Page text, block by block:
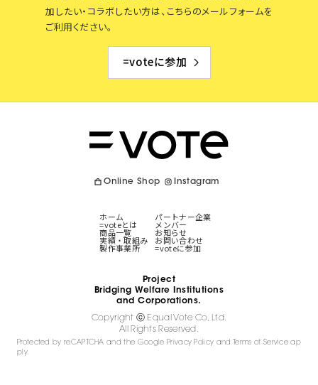
加したい・コラボしたい方は、こちらのメールフォームを
ご利用ください。
=voteに参加
Online Shop Instagram
ホーム
=voteとは
商品一覧
実績・取組み
製作事業所
パートナー企業
メンバー
お知らせ
お問い合わせ
=voteに参加
Project
Bridging Welfare Institutions
and Corporations.
Copyright ⓒ Equal Vote Co, Ltd.
All Rights Reserved.
Protected by reCAPTCHA and the Google Privacy Policy and Terms of Service ap
ply.